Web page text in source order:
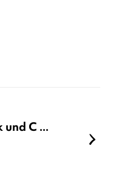
und C ...